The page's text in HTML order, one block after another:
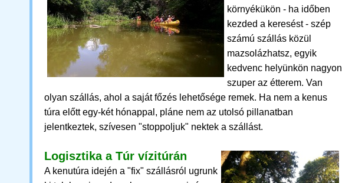
környékükön - ha időben
kezded a keresést - szép
számú szállás közül
mazsolázhatsz, egyik
kedvenc helyünkön nagyon
szuper az étterem. Van
olyan szállás, ahol a saját főzés lehetősége remek. Ha nem a kenus
túra előtt egy-két hónappal, pláne nem az utolsó pillanatban
jelentkeztek, szívesen "stoppoljuk" nektek a szállást.
Logisztika a Túr vízitúrán
A kenutúra idején a "fix" szállásról ugrunk